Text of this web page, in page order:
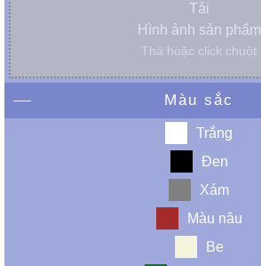
Tải
Hình ảnh sản phẩm
Thả hoặc click chuột
Màu sắc
Trắng
Đen
Xám
Màu nâu
Be